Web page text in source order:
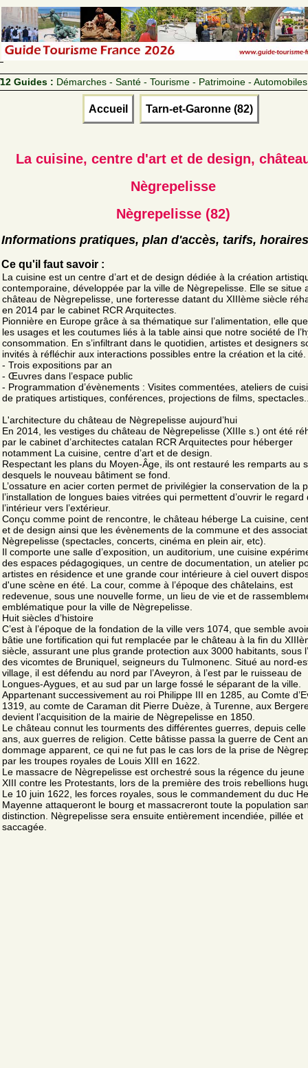
12 Guides : Démarches - Santé - Tourisme - Patrimoine - Automobiles
Accueil Tarn-et-Garonne (82)
La cuisine, centre d'art et de design,
Nègrepelisse
Nègrepelisse (82)
Informations pratiques, plan d'accès, tarifs, horaires
Ce qu'il faut savoir :
La cuisine est un centre d’art et de design dédiée à la création
contemporaine, développée par la ville de Nègrepelisse. Elle se situe
château de Nègrepelisse, une forteresse datant du XIIIème siècle
en 2014 par le cabinet RCR Arquitectes.
Pionnière en Europe grâce à sa thématique sur l’alimentation, elle
les usages et les coutumes liés à la table ainsi que notre société de
consommation. En s’infiltrant dans le quotidien, artistes et designers
invités à réfléchir aux interactions possibles entre la création et la cité.
- Trois expositions par an
- Œuvres dans l’espace public
- Programmation d’évènements : Visites commentées, ateliers de
de pratiques artistiques, conférences, projections de films,
L'architecture du château de Nègrepelisse aujourd’hui
En 2014, les vestiges du château de Nègrepelisse (XIIIe s.) ont été
par le cabinet d’architectes catalan RCR Arquitectes pour héberger
notamment La cuisine, centre d’art et de design.
Respectant les plans du Moyen-Âge, ils ont restauré les remparts au
desquels le nouveau bâtiment se fond.
L’ossature en acier corten permet de privilégier la conservation de la
l’installation de longues baies vitrées qui permettent d’ouvrir le regard
l’intérieur vers l’extérieur.
Conçu comme point de rencontre, le château héberge La cuisine,
et de design ainsi que les évènements de la commune et des
Nègrepelisse (spectacles, concerts, cinéma en plein air, etc).
Il comporte une salle d’exposition, un auditorium, une cuisine
des espaces pédagogiques, un centre de documentation, un atelier
artistes en résidence et une grande cour intérieure à ciel ouvert
d'une scène en été. La cour, comme à l’époque des châtelains, est
redevenue, sous une nouvelle forme, un lieu de vie et de
emblématique pour la ville de Nègrepelisse.
Huit siècles d’histoire
C’est à l’époque de la fondation de la ville vers 1074, que semble
bâtie une fortification qui fut remplacée par le château à la fin du
siècle, assurant une plus grande protection aux 3000 habitants, sous
des vicomtes de Bruniquel, seigneurs du Tulmonenc. Situé au nord-
village, il est défendu au nord par l’Aveyron, à l’est par le ruisseau de
Longues-Aygues, et au sud par un large fossé le séparant de la ville.
Appartenant successivement au roi Philippe III en 1285, au Comte
1319, au comte de Caraman dit Pierre Duèze, à Turenne, aux
devient l’acquisition de la mairie de Nègrepelisse en 1850.
Le château connut les tourments des différentes guerres, depuis
ans, aux guerres de religion. Cette bâtisse passa la guerre de Cent
dommage apparent, ce qui ne fut pas le cas lors de la prise de
par les troupes royales de Louis XIII en 1622.
Le massacre de Nègrepelisse est orchestré sous la régence du jeune
XIII contre les Protestants, lors de la première des trois rebellions
Le 10 juin 1622, les forces royales, sous le commandement du duc
Mayenne attaqueront le bourg et massacreront toute la population
distinction. Nègrepelisse sera ensuite entièrement incendiée, pillée et
saccagée.